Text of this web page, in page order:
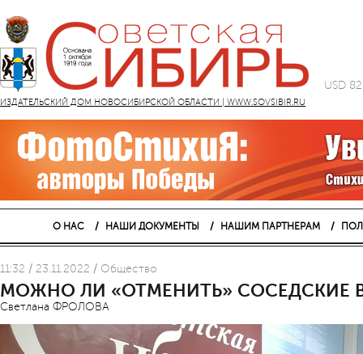
ИЗДАТЕЛЬСКИЙ ДОМ НОВОСИБИРСКОЙ ОБЛАСТИ | WWW.SOVSIBIR.RU
USD
О НАС НАШИ ДОКУМЕНТЫ НАШИМ ПАРТНЕРАМ
11:32 / 23.11.2022 / Общество
МОЖНО ЛИ «ОТМЕНИТЬ» СОСЕДСКИЕ
Светлана ФРОЛОВА